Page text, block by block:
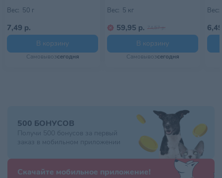
Вес: 50 г
7,49 р.
В корзину
Самовывозсегодня
Вес: 5 кг
59,95 р. 74,57 р.
В корзину
Самовывозсегодня
Вес:
500 БОНУСОВ
Получи 500 бонусов за первый
заказ в мобильном приложении
Скачайте мобильное приложение!